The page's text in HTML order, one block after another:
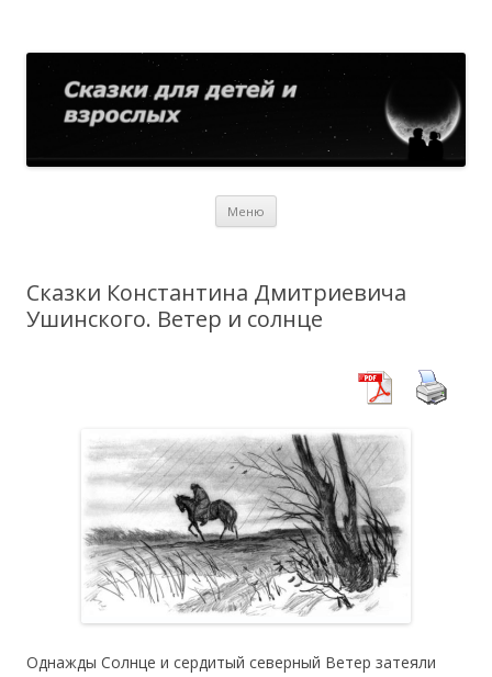
Меню
Сказки Константина Дмитриевича
Ушинского. Ветер и солнце
Однажды Солнце и сердитый северный Ветер затеяли